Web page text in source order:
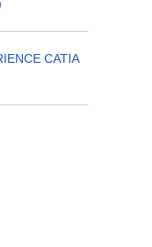
CATIA